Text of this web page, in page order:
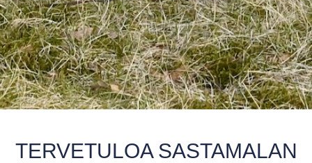
TERVETULOA SASTAMALAN